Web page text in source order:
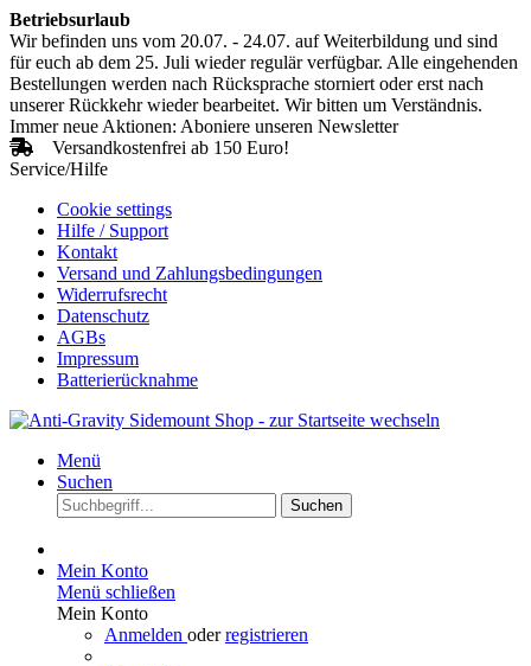
Betriebsurlaub
Wir befinden uns vom 20.07. - 24.07. auf Weiterbildung und sind
für euch ab dem 25. Juli wieder regulär verfügbar. Alle eingehenden
Bestellungen werden nach Rücksprache storniert oder erst nach
unserer Rückkehr wieder bearbeitet. Wir bitten um Verständnis.
Immer neue Aktionen: Aboniere unseren Newsletter
Versandkostenfrei ab 150 Euro!
Service/Hilfe
Cookie settings
Hilfe / Support
Kontakt
Versand und Zahlungsbedingungen
Widerrufsrecht
Datenschutz
AGBs
Impressum
Batterierücknahme
Menü
Suchen
Suchen
Mein Konto
Menü schließen
Mein Konto
Anmelden oderregistrieren